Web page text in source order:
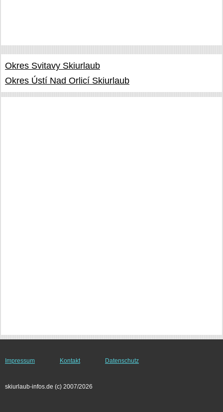
Okres Svitavy Skiurlaub
Okres Ústí Nad Orlicí Skiurlaub
Impressum Kontakt Datenschutz
skiurlaub-infos.de (c) 2007/2026